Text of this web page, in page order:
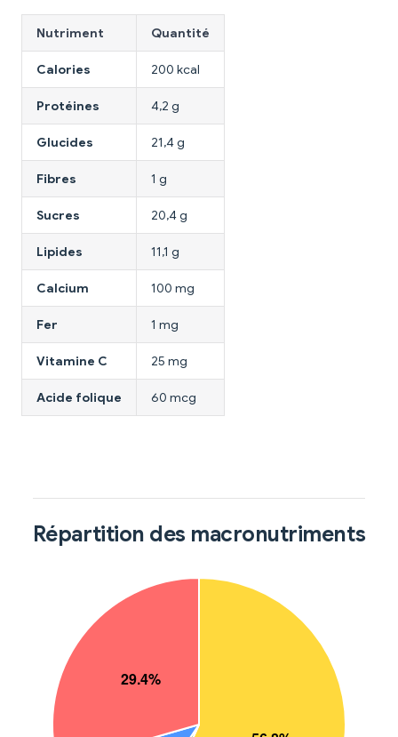
Nutriment Quantité
Calories 200 kcal
Protéines 4,2 g
Glucides 21,4 g
Fibres 1 g
Sucres 20,4 g
Lipides 11,1 g
Calcium 100 mg
Fer 1 mg
Vitamine C 25 mg
Acide folique 60 mcg
Répartition des macronutriments